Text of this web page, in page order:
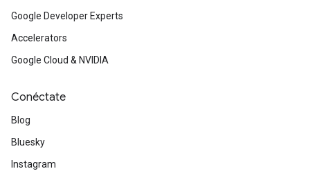
Google Developer Experts
Accelerators
Google Cloud & NVIDIA
Conéctate
Blog
Bluesky
Instagram